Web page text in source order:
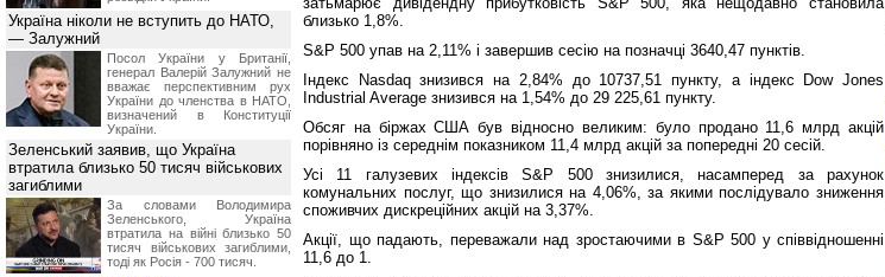
близько 1,8%.
S&P 500 упав на 2,11% і завершив сесію на позначці 3640,47 пунктів.
Індекс Nasdaq знизився на 2,84% до 10737,51 пункту, а індекс Dow Jones
Industrial Average знизився на 1,54% до 29 225,61 пункту.
Обсяг на біржах США був відносно великим: було продано 11,6 млрд акцій
порівняно із середнім показником 11,4 млрд акцій за попередні 20 сесій.
Усі 11 галузевих індексів S&P 500 знизилися, насамперед за рахунок
комунальних послуг, що знизилися на 4,06%, за якими послідувало зниження
споживчих дискреційних акцій на 3,37%.
Акції, що падають, переважали над зростаючими в S&P 500 у співвідношенні
11,6 до 1.
Україна ніколи не вступить до НАТО,
— Залужний
Посол України у Британії,
генерал Валерій Залужний не
вважає перспективним рух
України до членства в НАТО,
визначений в Конституції
України.
Зеленський заявив, що Україна
втратила близько 50 тисяч військових
загиблими
За словами Володимира
Зеленського, Україна
втратила на війні близько 50
тисяч військових загиблими,
тоді як Росія - 700 тисяч.